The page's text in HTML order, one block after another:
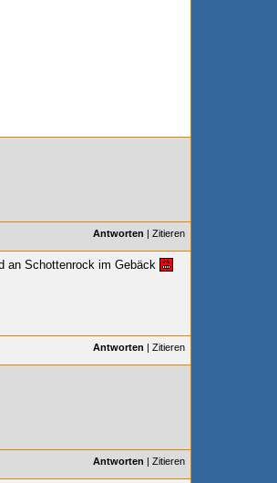
Antworten | Zitieren
an Schottenrock im Gebäck
Antworten | Zitieren
Antworten | Zitieren